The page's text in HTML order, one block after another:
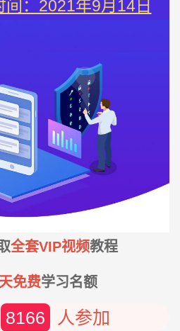
：2021年9月14日
全套VIP视频教程
免费学习名额
8166 人参加